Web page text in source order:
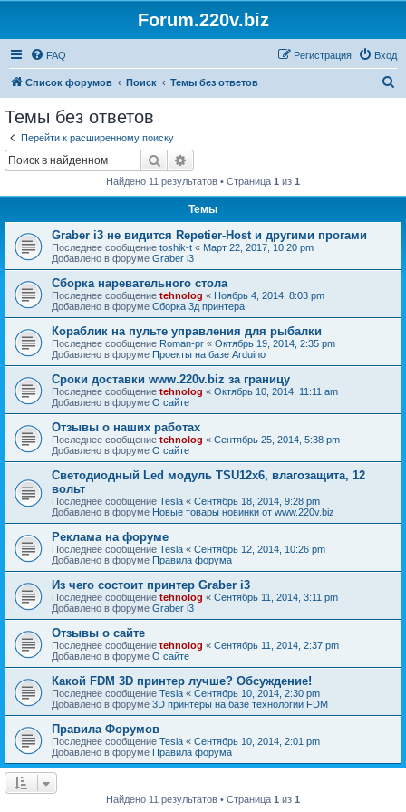
Forum.220v.biz
FAQ Вход
Регистрация
Список форумов Поиск Темы без ответов
Темы без ответов
Перейти к расширенному поиску
Поиск
Найдено 11 результатов • Страница 1 из 1
Темы
Graber i3 не видится Repetier-Host и другими прогами
Последнее сообщение toshik-t « Март 22, 2017, 10:20 pm
Добавлено в форуме Graber i3
Сборка наревательного стола
Последнее сообщение tehnolog « Ноябрь 4, 2014, 8:03 pm
Добавлено в форуме Сборка 3д принтера
Кораблик на пульте управления для рыбалки
Последнее сообщение Roman-pr « Октябрь 19, 2014, 2:35 pm
Добавлено в форуме Проекты на базе Arduino
Сроки доставки www.220v.biz за границу
Последнее сообщение tehnolog « Октябрь 10, 2014, 11:11 am
Добавлено в форуме О сайте
Отзывы о наших работах
Последнее сообщение tehnolog « Сентябрь 25, 2014, 5:38 pm
Добавлено в форуме О сайте
Светодиодный Led модуль TSU12х6, влагозащита, 12
вольт
Последнее сообщение Tesla « Сентябрь 18, 2014, 9:28 pm
Добавлено в форуме Новые товары новинки от www.220v.biz
Реклама на форуме
Последнее сообщение Tesla « Сентябрь 12, 2014, 10:26 pm
Добавлено в форуме Правила форума
Из чего состоит принтер Graber i3
Последнее сообщение tehnolog « Сентябрь 11, 2014, 3:11 pm
Добавлено в форуме Graber i3
Отзывы о сайте
Последнее сообщение tehnolog « Сентябрь 11, 2014, 2:37 pm
Добавлено в форуме О сайте
Какой FDM 3D принтер лучше? Обсуждение!
Последнее сообщение Tesla « Сентябрь 10, 2014, 2:30 pm
Добавлено в форуме 3D принтеры на базе технологии FDM
Правила Форумов
Последнее сообщение Tesla « Сентябрь 10, 2014, 2:01 pm
Добавлено в форуме Правила форума
Найдено 11 результатов • Страница 1 из 1